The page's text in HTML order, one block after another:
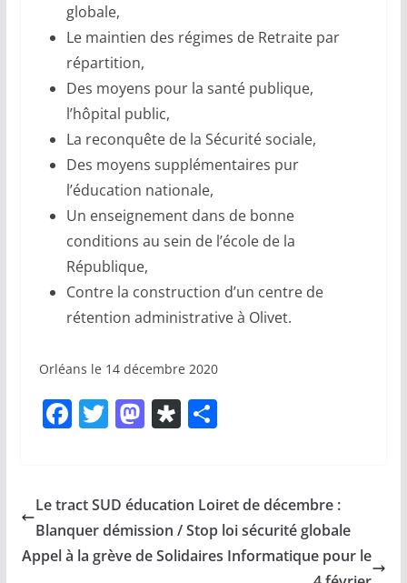
globale,
Le maintien des régimes de Retraite par
répartition,
Des moyens pour la santé publique,
l’hôpital public,
La reconquête de la Sécurité sociale,
Des moyens supplémentaires pur
l’éducation nationale,
Un enseignement dans de bonne
conditions au sein de l’école de la
République,
Contre la construction d’un centre de
rétention administrative à Olivet.
Orléans le 14 décembre 2020
F
e
b
o
T
er
M
o
d
o
Di
p
or
a
P
g
er
Le tract SUD éducation Loiret de décembre :
Blanquer démission / Stop loi sécurité globale
Appel à la grève de Solidaires Informatique pour le